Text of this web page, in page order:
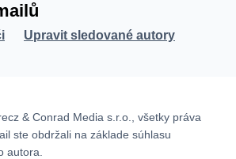
Upravit sledované autory
& Conrad Media s.r.o., všetky práva
ste obdržali na základe súhlasu
autora.